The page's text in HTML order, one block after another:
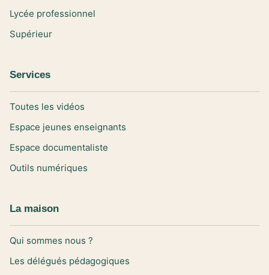
Lycée professionnel
Supérieur
Services
Toutes les vidéos
Espace jeunes enseignants
Espace documentaliste
Outils numériques
La maison
Qui sommes nous ?
Les délégués pédagogiques